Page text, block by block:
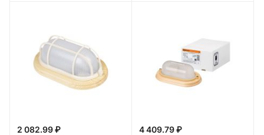
2 082.99 ₽
4 409.79 ₽